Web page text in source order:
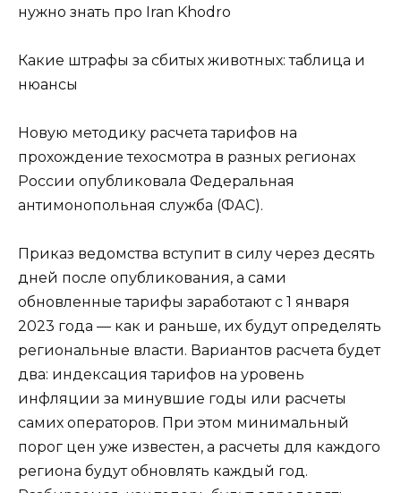
нужно знать про Iran Khodro
Какие штрафы за сбитых животных: таблица и
нюансы
Новую методику расчета тарифов на
прохождение техосмотра в разных регионах
России опубликовала Федеральная
антимонопольная служба (ФАС).
Приказ ведомства вступит в силу через десять
дней после опубликования, а сами
обновленные тарифы заработают с 1 января
2023 года — как и раньше, их будут определять
региональные власти. Вариантов расчета будет
два: индексация тарифов на уровень
инфляции за минувшие годы или расчеты
самих операторов. При этом минимальный
порог цен уже известен, а расчеты для каждого
региона будут обновлять каждый год.